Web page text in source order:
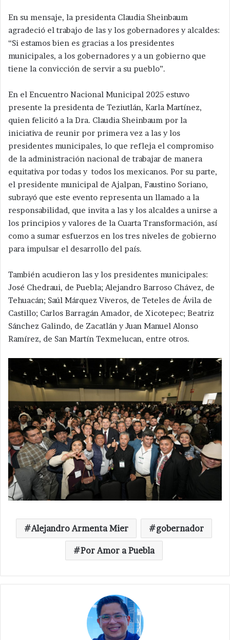
En su mensaje, la presidenta Claudia Sheinbaum
agradeció el trabajo de las y los gobernadores y alcaldes:
“Si estamos bien es gracias a los presidentes
municipales, a los gobernadores y a un gobierno que
tiene la convicción de servir a su pueblo”.
En el Encuentro Nacional Municipal 2025 estuvo
presente la presidenta de Teziutlán, Karla Martínez,
quien felicitó a la Dra. Claudia Sheinbaum por la
iniciativa de reunir por primera vez a las y los
presidentes municipales, lo que refleja el compromiso
de la administración nacional de trabajar de manera
equitativa por todas y todos los mexicanos. Por su parte,
el presidente municipal de Ajalpan, Faustino Soriano,
subrayó que este evento representa un llamado a la
responsabilidad, que invita a las y los alcaldes a unirse a
los principios y valores de la Cuarta Transformación, así
como a sumar esfuerzos en los tres niveles de gobierno
para impulsar el desarrollo del país.
También acudieron las y los presidentes municipales:
José Chedraui, de Puebla; Alejandro Barroso Chávez, de
Tehuacán; Saúl Márquez Viveros, de Teteles de Ávila de
Castillo; Carlos Barragán Amador, de Xicotepec; Beatriz
Sánchez Galindo, de Zacatlán y Juan Manuel Alonso
Ramírez, de San Martín Texmelucan, entre otros.
Alejandro Armenta Mier gobernador
Por Amor a Puebla